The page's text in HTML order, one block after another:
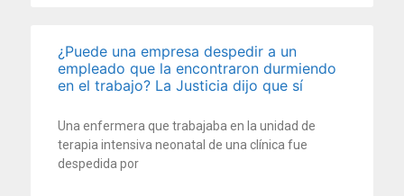
¿Puede una empresa despedir a un
empleado que la encontraron durmiendo
en el trabajo? La Justicia dijo que sí
Una enfermera que trabajaba en la unidad de
terapia intensiva neonatal de una clínica fue
despedida por